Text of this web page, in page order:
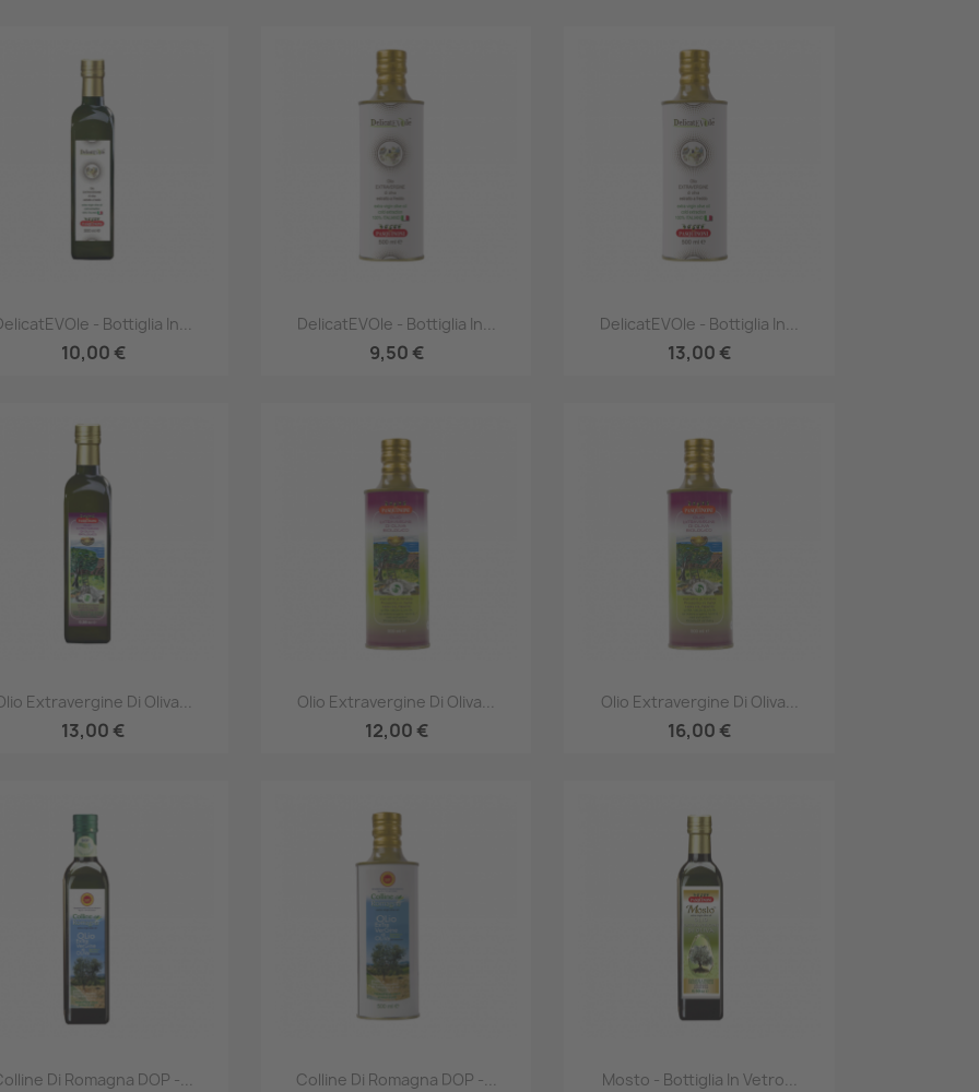
Anteprima
- Bottiglia In...
10,00 €
Anteprima
DelicatEVOle - Bottiglia In...
9,50 €
Anteprima
DelicatEVOle - Bottiglia In...
13,00 €
Anteprima
Extravergine Di Oliva...
13,00 €
Anteprima
Olio Extravergine Di Oliva...
12,00 €
Anteprima
Olio Extravergine Di Oliva...
16,00 €
Anteprima
Di Romagna DOP -... Anteprima
Colline Di Romagna DOP -... Anteprima
Mosto - Bottiglia In Vetro...